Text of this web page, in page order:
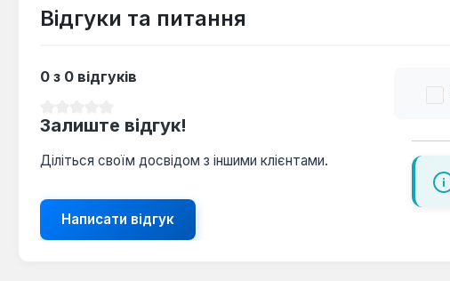
Відгуки та питання
0 з 0 відгуків
Залиште відгук!
Діліться своїм досвідом з іншими клієнтами.
Написати відгук